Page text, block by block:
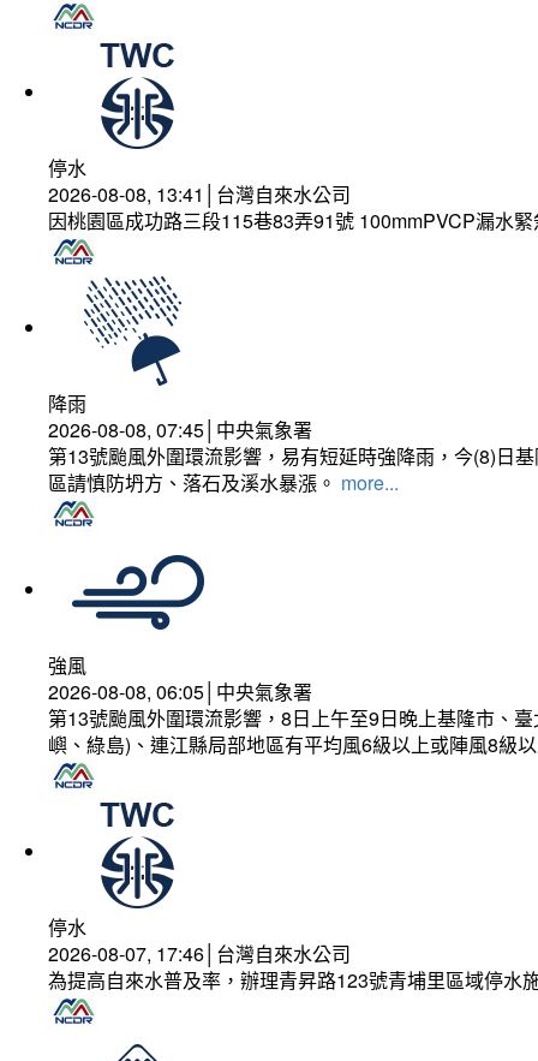
停水
2026-08-08, 13:41│台灣自來水公司
因桃園區成功路三段115巷83弄91號 100mmPVCP漏水
降雨
2026-08-08, 07:45│中央氣象署
第13號颱風外圍環流影響，易有短延時強降雨，今(8)日
區請慎防坍方、落石及溪水暴漲。 more...
強風
2026-08-08, 06:05│中央氣象署
第13號颱風外圍環流影響，8日上午至9日晚上基隆市、
嶼、綠島)、連江縣局部地區有平均風6級以上或陣風8級
停水
2026-08-07, 17:46│台灣自來水公司
為提高自來水普及率，辦理青昇路123號青埔里區域停水